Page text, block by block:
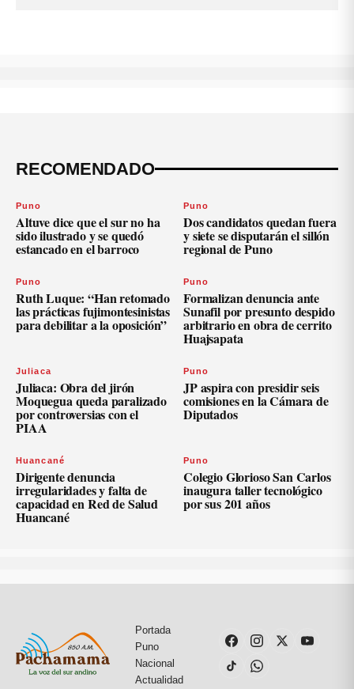
RECOMENDADO
Puno
Altuve dice que el sur no ha
sido ilustrado y se quedó
estancado en el barroco
Puno
Dos candidatos quedan fuera
y siete se disputarán el sillón
regional de Puno
Puno
Ruth Luque: “Han retomado
las prácticas fujimontesinistas
para debilitar a la oposición”
Puno
Formalizan denuncia ante
Sunafil por presunto despido
arbitrario en obra de cerrito
Huajsapata
Juliaca
Juliaca: Obra del jirón
Moquegua queda paralizado
por controversias con el
PIAA
Puno
JP aspira con presidir seis
comisiones en la Cámara de
Diputados
Huancané
Dirigente denuncia
irregularidades y falta de
capacidad en Red de Salud
Huancané
Puno
Colegio Glorioso San Carlos
inaugura taller tecnológico
por sus 201 años
Portada
Puno
Nacional
Actualidad